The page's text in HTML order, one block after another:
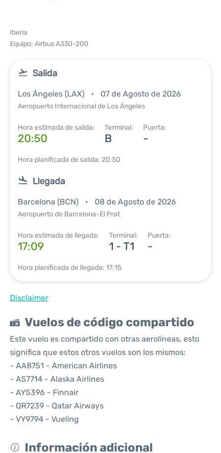
Iberia
Equipo: Airbus A330-200
Salida
Los Ángeles (LAX) 07 de Agosto de 2026
Aeropuerto Internacional de Los Ángeles
Hora estimada de salida:
20:50
Terminal:
B
Puerta:
-
Hora planificada de salida: 20:50
Llegada
Barcelona (BCN) 08 de Agosto de 2026
Aeropuerto de Barcelona-El Prat
Hora estimada de llegada:
17:09
Terminal:
1 - T1
Puerta:
-
Hora planificada de llegada: 17:15
Disclaimer
Vuelos de código compartido
Este vuelo es compartido con otras aerolíneas, esto
significa que estos otros vuelos son los mismos:
- AA8751 - American Airlines
- AS7714 - Alaska Airlines
- AY5396 - Finnair
- QR7239 - Qatar Airways
- VY9794 - Vueling
Información adicional